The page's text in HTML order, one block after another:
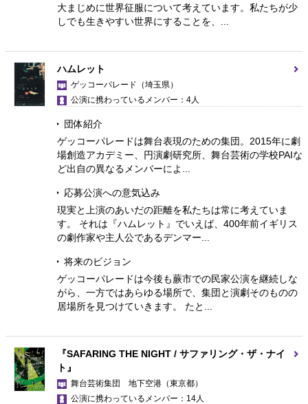
大まじめに世界征服について考えています。私たちが少
しでも生きやすい世界にすることを、...
ハムレット
ゲッコーパレード （埼玉県）
公演に携わっているメンバー：4人
団体紹介
ゲッコーパレードは舞台表現のための集団。2015年に劇
場創造アカデミー、円演劇研究所、舞台芸術の学校PAIな
ど出自の異なるメンバーによ...
応募公演への意気込み
現実と上演のあいだの距離を私たちは常に考えていま
す。 それは『ハムレット』でいえば、400年前イギリス
の劇作家や主人公であるデンマー...
将来のビジョン
ゲッコーパレードは今後も蕨市での民家公演を継続しな
がら、一方ではあらゆる場所で、集団と演劇そのものの
居場所を見つけていきます。 たと...
『SAFARING THE NIGHT / サファリング・ザ・ナイ
ト』
舞台芸術集団 地下空港 （東京都）
公演に携わっているメンバー：14人